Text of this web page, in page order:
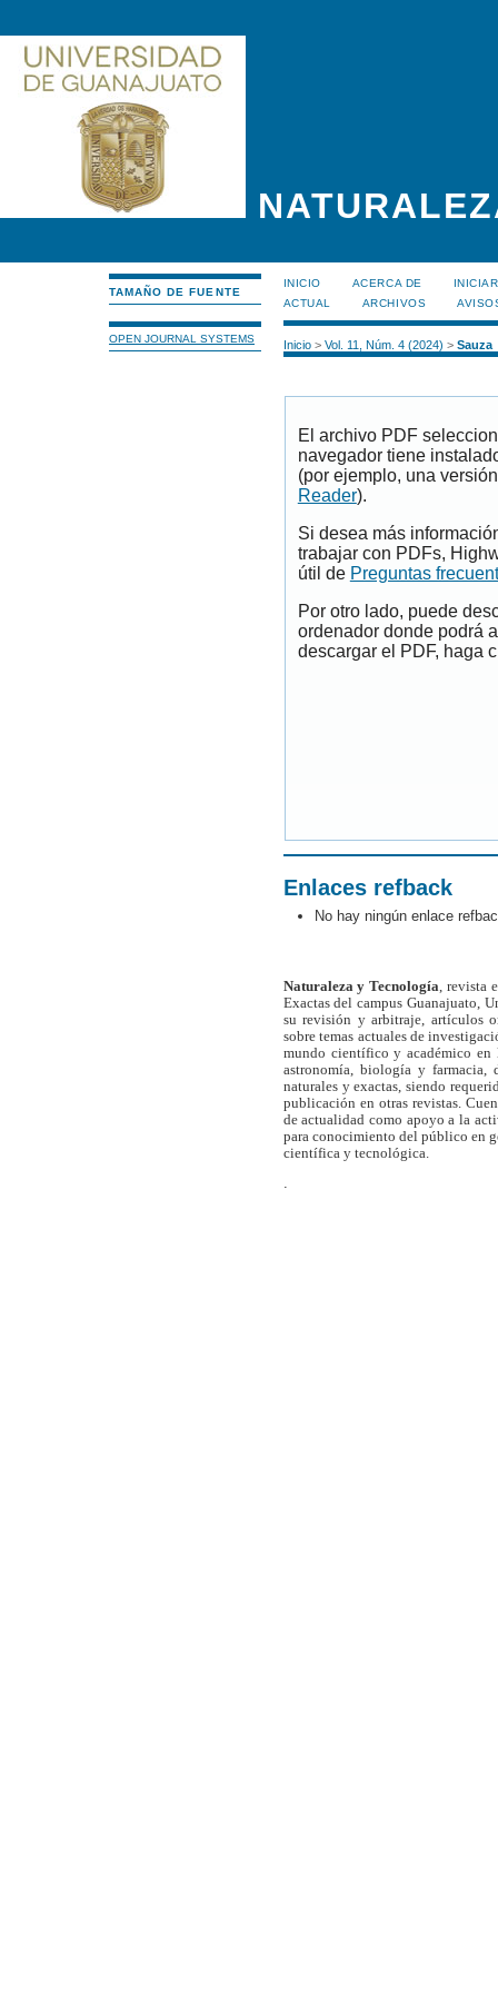
TAMAÑO DE FUENTE
OPEN JOURNAL SYSTEMS
INICIO ACERCA DE
ACTUAL
ARCHIVOS
Inicio> Vol. 11, Núm. 4 (2024) > Sauza
El archivo PDF
navegador tiene
(por ejemplo, una
Reader).
Si desea más
trabajar con PDFs,
útil de Preguntas
Por otro lado, puede
ordenador donde podrá
descargar el PDF, haga
Enlaces refback
No hay ningún enlace
Naturaleza y Tecnología, revista
Exactas del campus Guanajuato,
su revisión y arbitraje, artículos
sobre temas actuales de
mundo científico y académico en
astronomía, biología y farmacia,
naturales y exactas, siendo
publicación en otras revistas.
de actualidad como apoyo a la
para conocimiento del público en
científica y tecnológica.
.